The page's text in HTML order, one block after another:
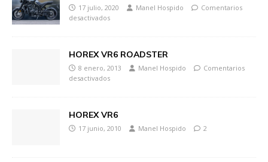
17 julio, 2020 Manel Hospido
Comentarios
desactivados
HOREX VR6 ROADSTER
8 enero, 2013 Manel Hospido
Comentarios
desactivados
HOREX VR6
17 junio, 2010 Manel Hospido 2